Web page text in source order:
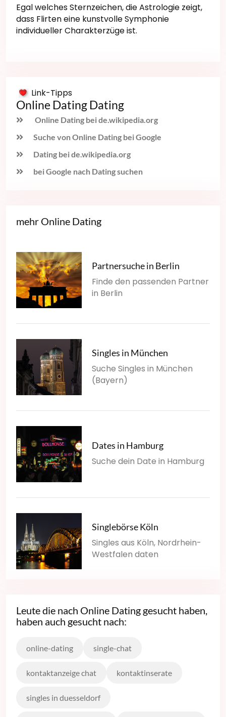
Egal welches Sternzeichen, die Astrologie zeigt,
dass Flirten eine kunstvolle Symphonie
individueller Charakterzüge ist.
Link-Tipps
Online Dating Dating
Online Dating bei de.wikipedia.org
Suche von Online Dating bei Google
Dating bei de.wikipedia.org
bei Google nach Dating suchen
mehr Online Dating
Partnersuche in Berlin
Finde den passenden Partner
in Berlin
Singles in München
Suche Singles in München
(Bayern)
Dates in Hamburg
Suche dein Date in Hamburg
Singlebörse Köln
Singles aus Köln, Nordrhein-
Westfalen daten
Leute die nach Online Dating gesucht haben,
haben auch gesucht nach:
online-dating single-chat
kontaktanzeige chat kontaktinserate
singles in duesseldorf